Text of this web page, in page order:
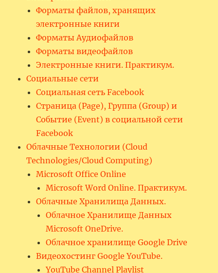
Форматы файлов, хранящих
электронные книги
Форматы Аудиофайлов
Форматы видеофайлов
Электронные книги. Практикум.
Социальные сети
Социальная сеть Facebook
Страница (Page), Группа (Group) и
Событие (Event) в социальной сети
Facebook
Облачные Технологии (Cloud
Technologies/Cloud Computing)
Microsoft Office Online
Microsoft Word Online. Практикум.
Облачные Хранилища Данных.
Облачное Хранилище Данных
Microsoft OneDrive.
Облачное хранилище Google Drive
Видеохостинг Google YouTube.
YouTube Channel Playlist